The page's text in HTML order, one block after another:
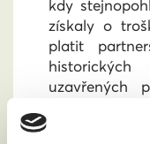
kdy
získaly o
platit
uzavřených
zlomový
uznávání